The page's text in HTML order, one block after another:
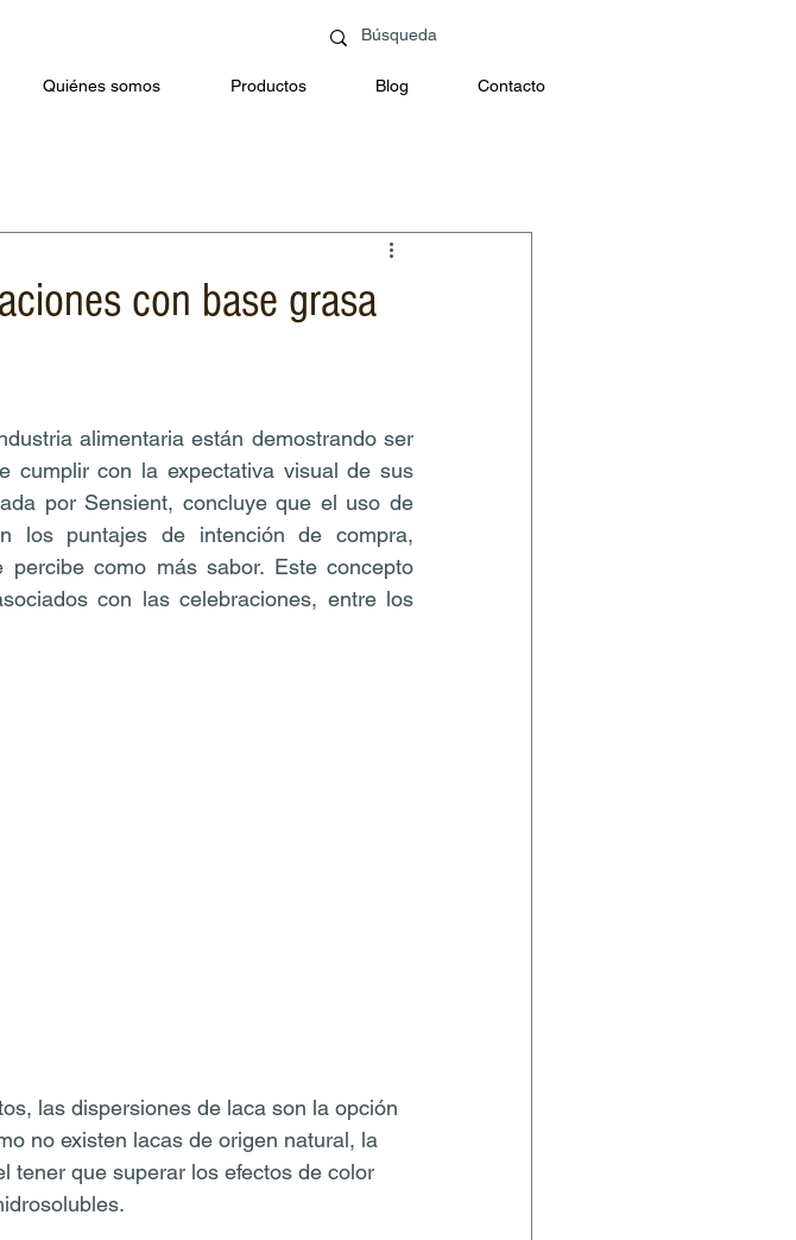
Quiénes somos Productos Blog Contacto
con base grasa
alimentaria están demostrando ser
cumplir con la expectativa visual de sus
por Sensient, concluye que el uso de
los puntajes de intención de compra,
como más sabor. Este concepto
con las celebraciones, entre los
las dispersiones de laca son la opción
no existen lacas de origen natural, la
tener que superar los efectos de color